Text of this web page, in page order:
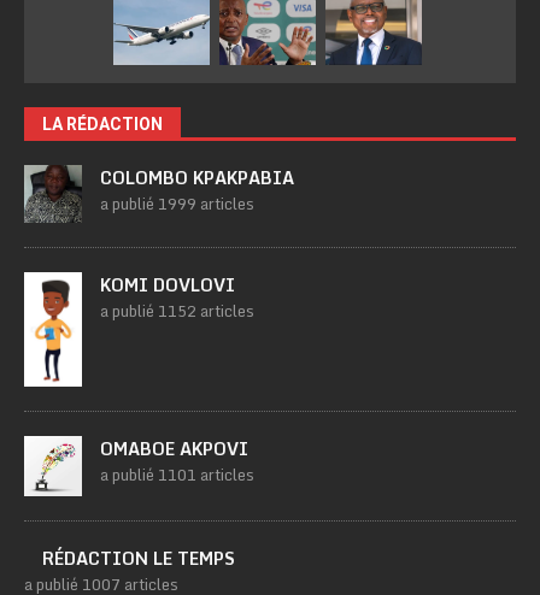
LA RÉDACTION
COLOMBO KPAKPABIA
a publié 1999 articles
KOMI DOVLOVI
a publié 1152 articles
OMABOE AKPOVI
a publié 1101 articles
RÉDACTION LE TEMPS
a publié 1007 articles